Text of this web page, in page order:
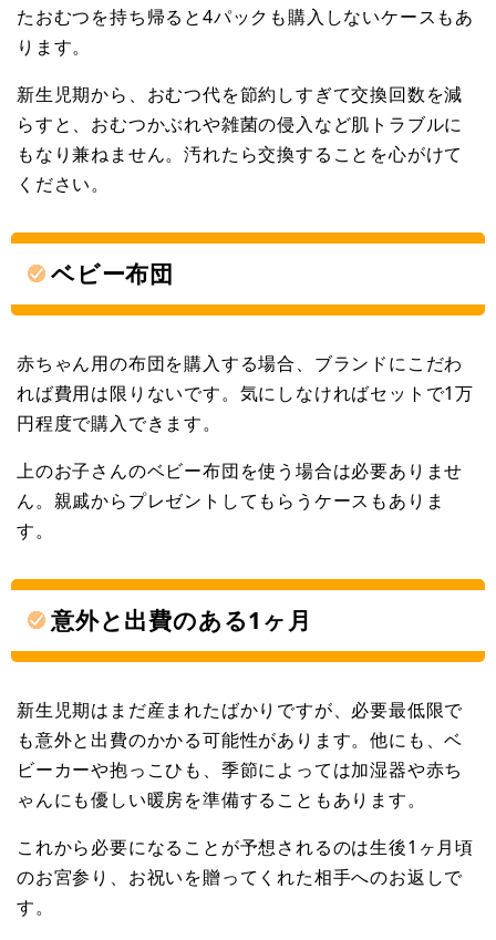
たおむつを持ち帰ると4パックも購入しないケースもあ
ります。
新生児期から、おむつ代を節約しすぎて交換回数を減
らすと、おむつかぶれや雑菌の侵入など肌トラブルに
もなり兼ねません。汚れたら交換することを心がけて
ください。
ベビー布団
赤ちゃん用の布団を購入する場合、ブランドにこだわ
れば費用は限りないです。気にしなければセットで1万
円程度で購入できます。
上のお子さんのベビー布団を使う場合は必要ありませ
ん。親戚からプレゼントしてもらうケースもありま
す。
意外と出費のある1ヶ月
新生児期はまだ産まれたばかりですが、必要最低限で
も意外と出費のかかる可能性があります。他にも、ベ
ビーカーや抱っこひも、季節によっては加湿器や赤ち
ゃんにも優しい暖房を準備することもあります。
これから必要になることが予想されるのは生後1ヶ月頃
のお宮参り、お祝いを贈ってくれた相手へのお返しで
す。